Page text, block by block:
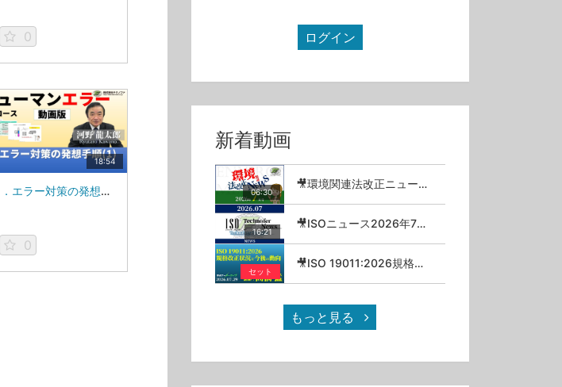
0
18:54
５．エラー対策の発想手順(1)_MS84V
0
ログイン
新着動画
06:30
🎥環境関連法改正ニュース_2026年7月
16:21
🎥ISOニュース2026年7月号
セット
🎥ISO 19011:2026規格改正状況と今後の動向／高橋猛【セミナーアーカイブ】
もっと見る